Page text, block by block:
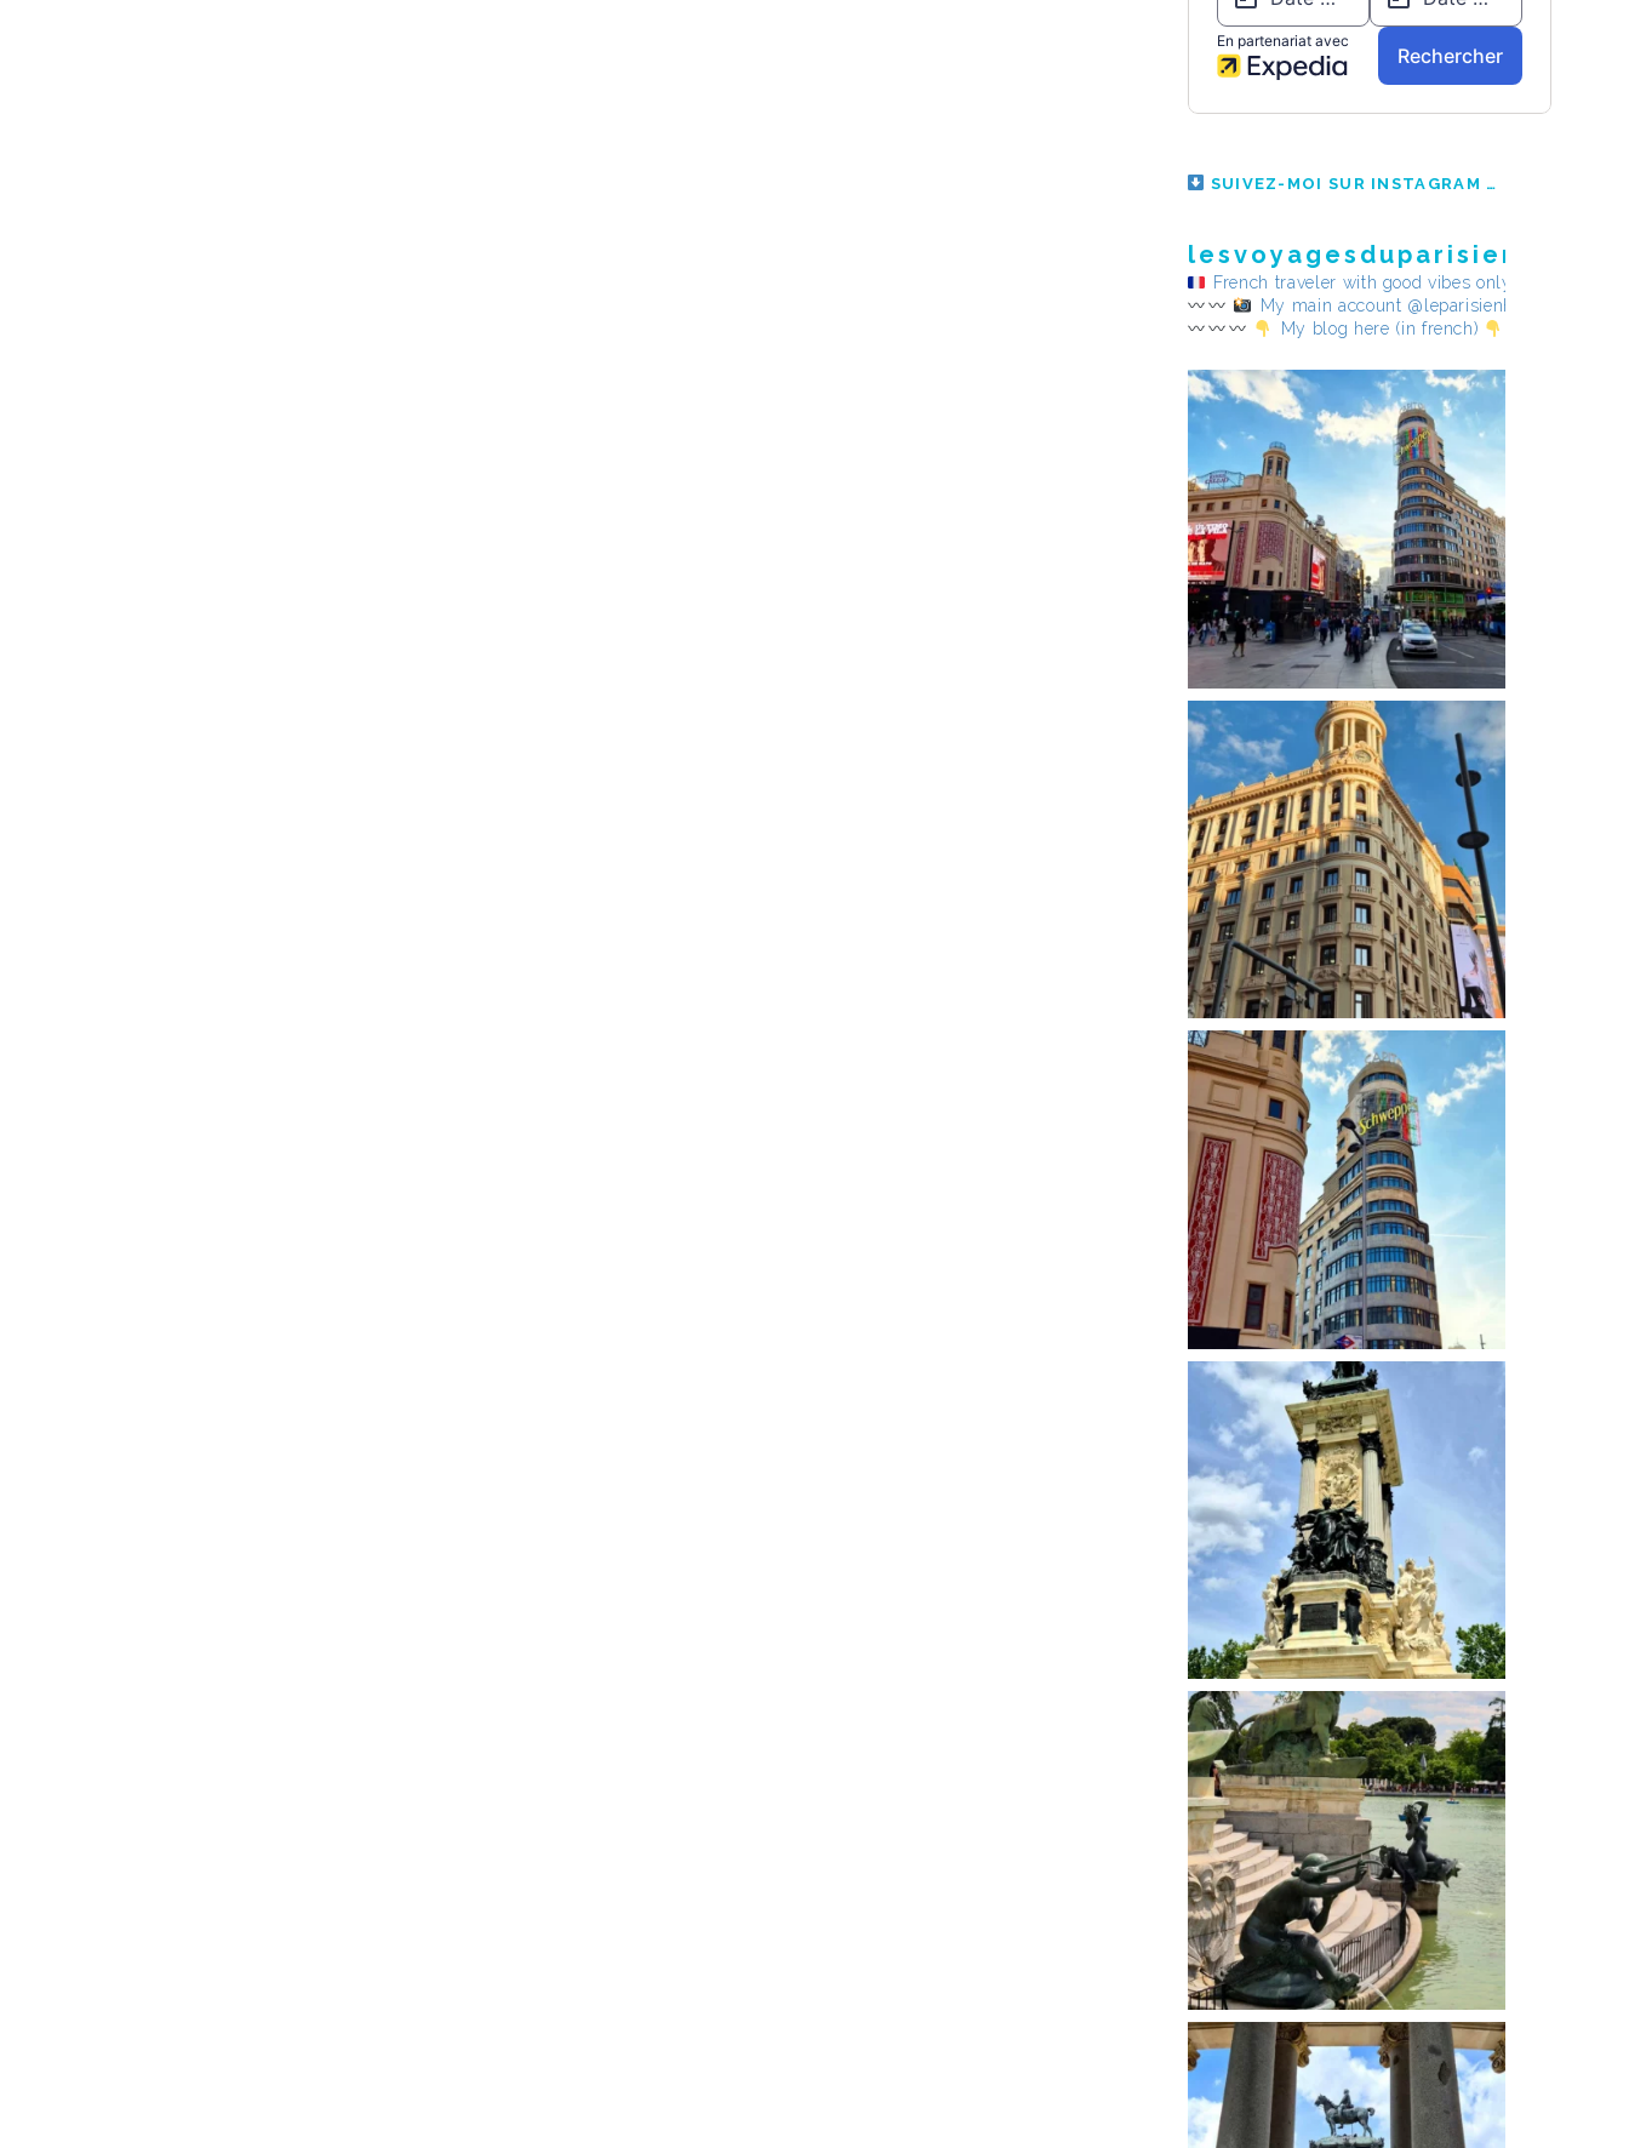
SUIVEZ-MOI SUR INSTAGRAM
French traveler with good vibes only
My main account @leparisienheureux
My blog here (in french)